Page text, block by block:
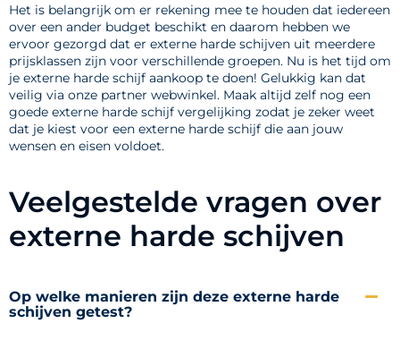
Het is belangrijk om er rekening mee te houden dat iedereen
over een ander budget beschikt en daarom hebben we
ervoor gezorgd dat er externe harde schijven uit meerdere
prijsklassen zijn voor verschillende groepen. Nu is het tijd om
je externe harde schijf aankoop te doen! Gelukkig kan dat
veilig via onze partner webwinkel. Maak altijd zelf nog een
goede externe harde schijf vergelijking zodat je zeker weet
dat je kiest voor een externe harde schijf die aan jouw
wensen en eisen voldoet.
Veelgestelde vragen over
externe harde schijven
Op welke manieren zijn deze externe harde
schijven getest?